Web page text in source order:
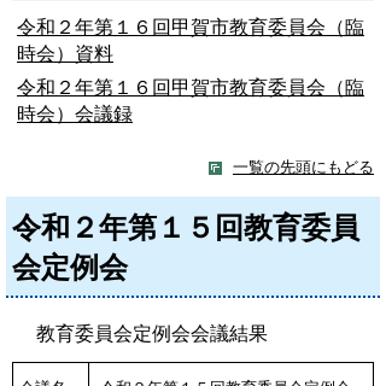
令和２年第１６回甲賀市教育委員会（臨
時会）資料
令和２年第１６回甲賀市教育委員会（臨
時会）会議録
一覧の先頭にもどる
令和２年第１５回教育委員
会定例会
教育委員会定例会会議結果